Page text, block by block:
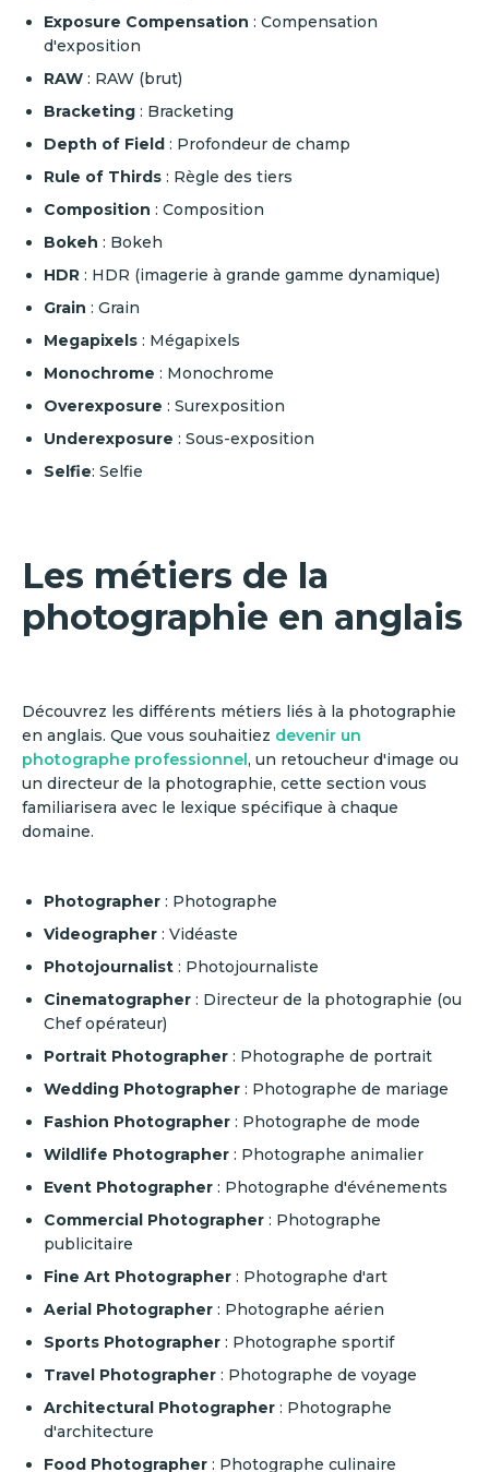
Exposure Compensation : Compensation
d'exposition
RAW : RAW (brut)
Bracketing : Bracketing
Depth of Field : Profondeur de champ
Rule of Thirds : Règle des tiers
Composition : Composition
Bokeh : Bokeh
HDR : HDR (imagerie à grande gamme dynamique)
Grain : Grain
Megapixels : Mégapixels
Monochrome : Monochrome
Overexposure : Surexposition
Underexposure : Sous-exposition
Selfie: Selfie
Les métiers de la
photographie en anglais
Découvrez les différents métiers liés à la photographie
en anglais. Que vous souhaitiez devenir un
photographe professionnel, un retoucheur d'image ou
un directeur de la photographie, cette section vous
familiarisera avec le lexique spécifique à chaque
domaine.
Photographer : Photographe
Videographer : Vidéaste
Photojournalist : Photojournaliste
Cinematographer : Directeur de la photographie (ou
Chef opérateur)
Portrait Photographer : Photographe de portrait
Wedding Photographer : Photographe de mariage
Fashion Photographer : Photographe de mode
Wildlife Photographer : Photographe animalier
Event Photographer : Photographe d'événements
Commercial Photographer : Photographe
publicitaire
Fine Art Photographer : Photographe d'art
Aerial Photographer : Photographe aérien
Sports Photographer : Photographe sportif
Travel Photographer : Photographe de voyage
Architectural Photographer : Photographe
d'architecture
Food Photographer : Photographe culinaire